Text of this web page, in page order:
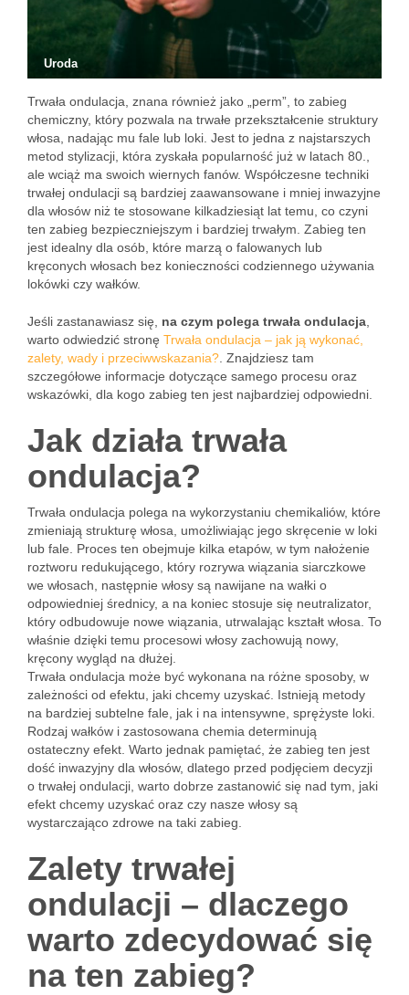
Uroda
Trwała ondulacja, znana również jako „perm”, to zabieg
chemiczny, który pozwala na trwałe przekształcenie struktury
włosa, nadając mu fale lub loki. Jest to jedna z najstarszych
metod stylizacji, która zyskała popularność już w latach 80.,
ale wciąż ma swoich wiernych fanów. Współczesne techniki
trwałej ondulacji są bardziej zaawansowane i mniej inwazyjne
dla włosów niż te stosowane kilkadziesiąt lat temu, co czyni
ten zabieg bezpieczniejszym i bardziej trwałym. Zabieg ten
jest idealny dla osób, które marzą o falowanych lub
kręconych włosach bez konieczności codziennego używania
lokówki czy wałków.
Jeśli zastanawiasz się, na czym polega trwała ondulacja
warto odwiedzić stronę Trwała ondulacja – jak ją wykonać,
zalety, wady i przeciwwskazania? . Znajdziesz tam
szczegółowe informacje dotyczące samego procesu oraz
wskazówki, dla kogo zabieg ten jest najbardziej odpowiedni.
Jak działa trwała
ondulacja?
Trwała ondulacja polega na wykorzystaniu chemikaliów, które
zmieniają strukturę włosa, umożliwiając jego skręcenie w loki
lub fale. Proces ten obejmuje kilka etapów, w tym nałożenie
roztworu redukującego, który rozrywa wiązania siarczkowe
we włosach, następnie włosy są nawijane na wałki o
odpowiedniej średnicy, a na koniec stosuje się neutralizator,
który odbudowuje nowe wiązania, utrwalając kształt włosa. To
właśnie dzięki temu procesowi włosy zachowują nowy,
kręcony wygląd na dłużej.
Trwała ondulacja może być wykonana na różne sposoby, w
zależności od efektu, jaki chcemy uzyskać. Istnieją metody
na bardziej subtelne fale, jak i na intensywne, sprężyste loki.
Rodzaj wałków i zastosowana chemia determinują
ostateczny efekt. Warto jednak pamiętać, że zabieg ten jest
dość inwazyjny dla włosów, dlatego przed podjęciem decyzji
o trwałej ondulacji, warto dobrze zastanowić się nad tym, jaki
efekt chcemy uzyskać oraz czy nasze włosy są
wystarczająco zdrowe na taki zabieg.
Zalety trwałej
ondulacji – dlaczego
warto zdecydować się
na ten zabieg?